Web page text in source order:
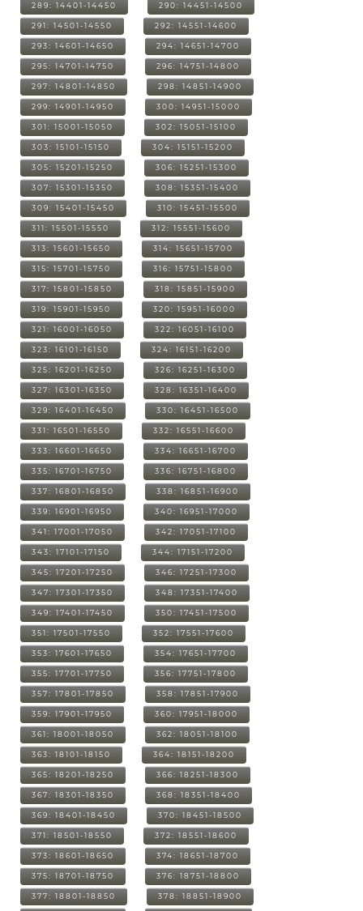
289: 14401-14450 290: 14451-14500
291: 14501-14550 292: 14551-14600
293: 14601-14650 294: 14651-14700
295: 14701-14750 296: 14751-14800
297: 14801-14850 298: 14851-14900
299: 14901-14950 300: 14951-15000
301: 15001-15050 302: 15051-15100
303: 15101-15150 304: 15151-15200
305: 15201-15250 306: 15251-15300
307: 15301-15350 308: 15351-15400
309: 15401-15450 310: 15451-15500
311: 15501-15550 312: 15551-15600
313: 15601-15650 314: 15651-15700
315: 15701-15750 316: 15751-15800
317: 15801-15850 318: 15851-15900
319: 15901-15950 320: 15951-16000
321: 16001-16050 322: 16051-16100
323: 16101-16150 324: 16151-16200
325: 16201-16250 326: 16251-16300
327: 16301-16350 328: 16351-16400
329: 16401-16450 330: 16451-16500
331: 16501-16550 332: 16551-16600
333: 16601-16650 334: 16651-16700
335: 16701-16750 336: 16751-16800
337: 16801-16850 338: 16851-16900
339: 16901-16950 340: 16951-17000
341: 17001-17050 342: 17051-17100
343: 17101-17150 344: 17151-17200
345: 17201-17250 346: 17251-17300
347: 17301-17350 348: 17351-17400
349: 17401-17450 350: 17451-17500
351: 17501-17550 352: 17551-17600
353: 17601-17650 354: 17651-17700
355: 17701-17750 356: 17751-17800
357: 17801-17850 358: 17851-17900
359: 17901-17950 360: 17951-18000
361: 18001-18050 362: 18051-18100
363: 18101-18150 364: 18151-18200
365: 18201-18250 366: 18251-18300
367: 18301-18350 368: 18351-18400
369: 18401-18450 370: 18451-18500
371: 18501-18550 372: 18551-18600
373: 18601-18650 374: 18651-18700
375: 18701-18750 376: 18751-18800
377: 18801-18850 378: 18851-18900